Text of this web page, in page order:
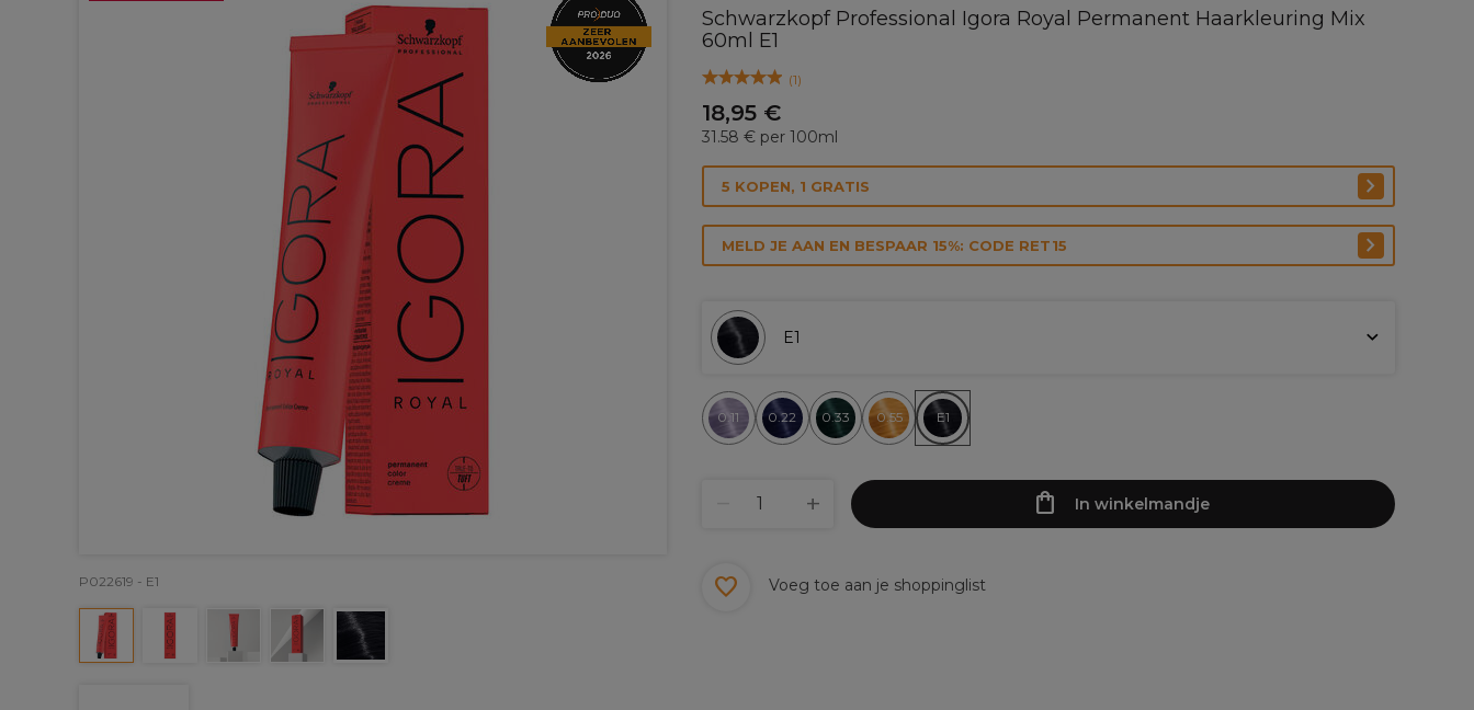
Schwarzkopf Professional Igora Royal Permanent Haarkleuring Mix
60ml E1
(1)
18,95 €
31.58 € per 100ml
P022619 - E1
5 KOPEN, 1 GRATIS
MELD JE AAN EN BESPAAR 15%: CODE RET15
E1
0.11 0.22 0.33 0.55 E1
In winkelmandje
Voeg toe aan je shoppinglist